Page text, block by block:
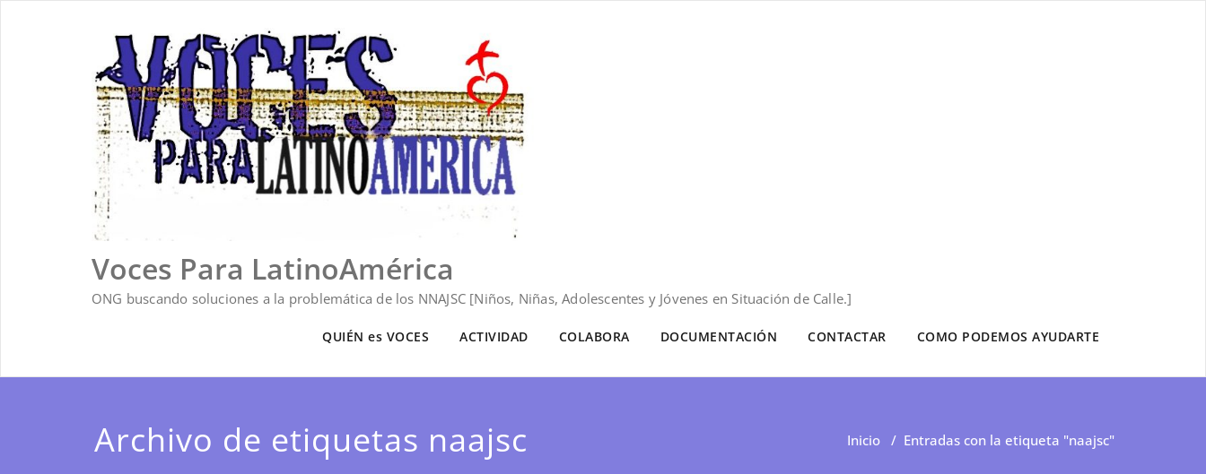
Voces Para LatinoAmérica
ONG buscando soluciones a la problemática de los NNAJSC [Niños, Niñas, Adolescentes y Jóvenes en Situación de Calle.]
QUIÉN es VOCES ACTIVIDAD COLABORA DOCUMENTACIÓN CONTACTAR COMO PODEMOS AYUDARTE
Archivo de etiquetas naajsc Inicio / Entradas con la etiqueta "naajsc"